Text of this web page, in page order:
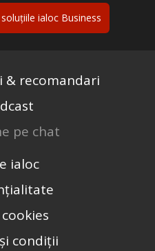
ialoc Business
& recomandari
pe chat
ialoc
condiții